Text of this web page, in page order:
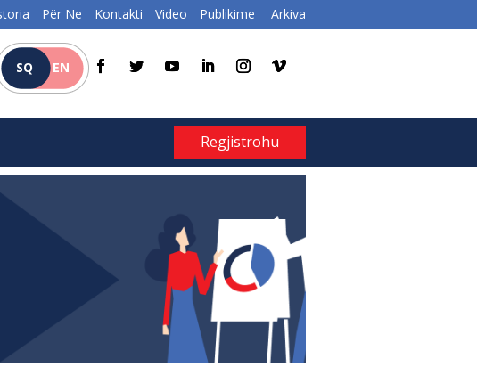
Për Ne Kontakti Video Publikime Arkiva
SQ EN
Regjistrohu